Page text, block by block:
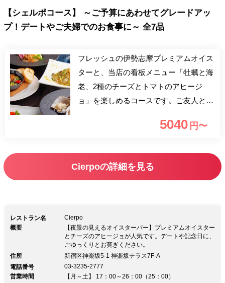
【シェルポコース】 ～ご予算にあわせてグレードアッ
プ！デートやご夫婦でのお食事に～ 全7品
フレッシュの伊勢志摩プレミアムオイス
ターと、当店の看板メニュー「牡蠣と海
老、2種のチーズとトマトのアヒージ
ョ」を楽しめるコースです。ご友人と手
でご利用いただけます。5040 円〜
Cierpoの詳細を見る
レストラン名
Cierpo
概要
【夜景の見えるオイスターバー】プレミアムオイスター
とチーズのアヒージョが人気です。デートや記念日に、
ごゆっくりとお寛ぎください。
住所
新宿区神楽坂5-1 神楽坂テラス7F-A
電話番号
03-3235-2777
営業時間
【月～土】 17：00～26：00（25：00）